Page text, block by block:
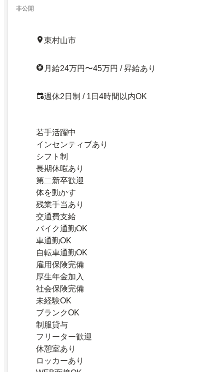
非公開
東村山市
月給24万円〜45万円 / 昇給あり
週休2日制 / 1日4時間以内OK
若手活躍中
インセンティブあり
シフト制
長期休暇あり
第二新卒歓迎
体を動かす
残業手当あり
交通費支給
バイク通勤OK
車通勤OK
自転車通勤OK
雇用保険完備
厚生年金加入
社会保険完備
未経験OK
ブランクOK
制服貸与
フリーター歓迎
休憩室あり
ロッカーあり